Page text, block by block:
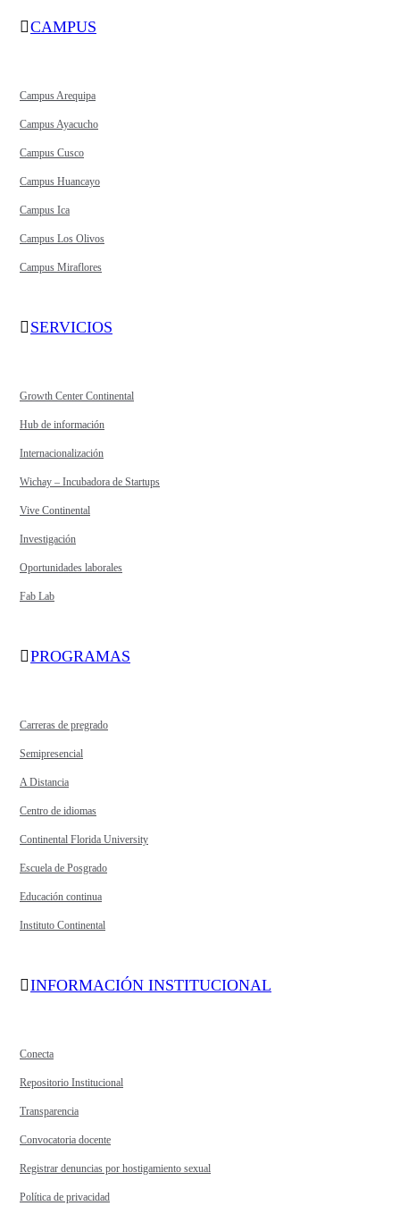
CAMPUS
Campus Arequipa
Campus Ayacucho
Campus Cusco
Campus Huancayo
Campus Ica
Campus Los Olivos
Campus Miraflores
SERVICIOS
Growth Center Continental
Hub de información
Internacionalización
Wichay – Incubadora de Startups
Vive Continental
Investigación
Oportunidades laborales
Fab Lab
PROGRAMAS
Carreras de pregrado
Semipresencial
A Distancia
Centro de idiomas
Continental Florida University
Escuela de Posgrado
Educación continua
Instituto Continental
INFORMACIÓN INSTITUCIONAL
Conecta
Repositorio Institucional
Transparencia
Convocatoria docente
Registrar denuncias por hostigamiento sexual
Política de privacidad